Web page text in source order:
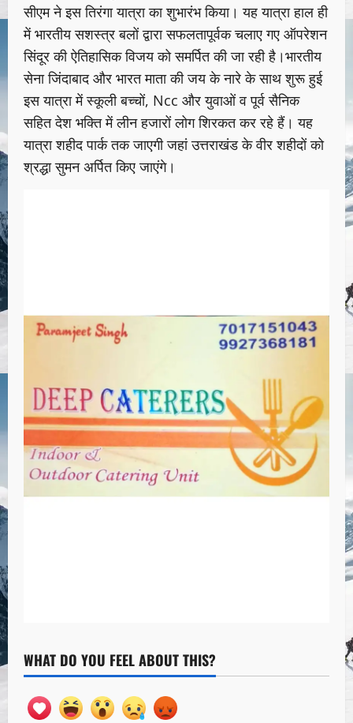
सीएम ने इस तिरंगा यात्रा का शुभारंभ किया। यह यात्रा हाल ही
में भारतीय सशस्त्र बलों द्वारा सफलतापूर्वक चलाए गए ऑपरेशन
सिंदूर की ऐतिहासिक विजय को समर्पित की जा रही है।भारतीय
सेना जिंदाबाद और भारत माता की जय के नारे के साथ शुरू हुई
इस यात्रा में स्कूली बच्चों, Ncc और युवाओं व पूर्व सैनिक
सहित देश भक्ति में लीन हजारों लोग शिरकत कर रहे हैं। यह
यात्रा शहीद पार्क तक जाएगी जहां उत्तराखंड के वीर शहीदों को
श्रद्धा सुमन अर्पित किए जाएंगे।
WHAT DO YOU FEEL ABOUT THIS?